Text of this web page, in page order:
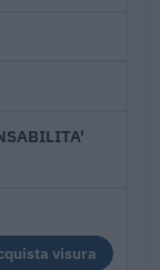
visura